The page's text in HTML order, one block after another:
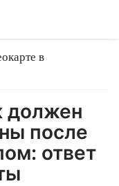
в
должен
после
ответ